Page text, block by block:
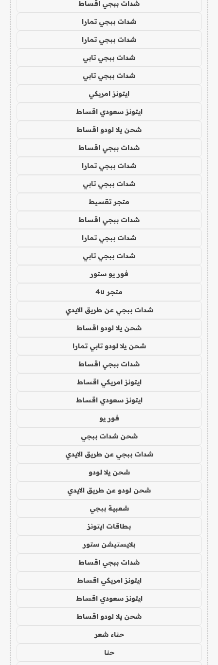
شدات ببجي اقساط
شدات ببجي تمارا
شدات ببجي تمارا
شدات ببجي تابي
شدات ببجي تابي
ايتونز امريكي
ايتونز سعودي اقساط
شحن يلا لودو اقساط
شدات ببجي اقساط
شدات ببجي تمارا
شدات ببجي تابي
متجر تقسيط
شدات ببجي اقساط
شدات ببجي تمارا
شدات ببجي تابي
فور يو ستور
متجر 4u
شدات ببجي عن طريق الايدي
شحن يلا لودو اقساط
شحن يلا لودو تابي تمارا
شدات ببجي اقساط
ايتونز امريكي اقساط
ايتونز سعودي اقساط
فور يو
شحن شدات ببجي
شدات ببجي عن طريق الايدي
شحن يلا لودو
شحن لودو عن طريق الايدي
شعبية ببجي
بطاقات ايتونز
بلايستيشن ستور
شدات ببجي اقساط
ايتونز امريكي اقساط
ايتونز سعودي اقساط
شحن يلا لودو اقساط
حناء شعر
حنا